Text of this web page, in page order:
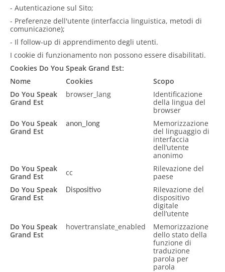
- Autenticazione sul Sito;
- Preferenze dell'utente (interfaccia linguistica, metodi di
comunicazione);
- Il follow-up di apprendimento degli utenti.
I cookie di funzionamento non possono essere disabilitati.
Cookies Do You Speak Grand Est:
Nome
Cookies
Scopo
Do You Speak
Grand Est
browser_lang
Identificazione
della lingua del
browser
Do You Speak
Grand Est
anon_long
Memorizzazione
del linguaggio di
interfaccia
dell’utente
anonimo
Do You Speak
Grand Est
cc
Rilevazione del
paese
Do You Speak
Grand Est
Dispositivo
Rilevazione del
dispositivo
digitale
dell’utente
Do You Speak
Grand Est
hovertranslate_enabled
Memorizzazione
dello stato della
funzione di
traduzione
parola per
parola